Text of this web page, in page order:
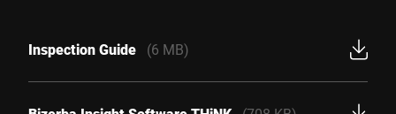
Inspection Guide (6 MB)